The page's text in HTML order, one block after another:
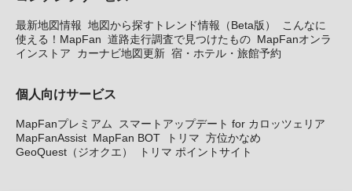
最新地図情報 地図から探すトレンド情報（Beta版）
こんなに
使える！MapFan 道路走行調査で見つけたもの MapFanオンラ
インストア
カーナビ地図更新 宿・ホテル・旅館予約
個人向けサービス
MapFanプレミアム
スマートアップデート for カロッツェリア
MapFanAssist MapFan BOT トリマ 方位かなめ
GeoQuest（ジオクエ）
トリマ ポイントサイト